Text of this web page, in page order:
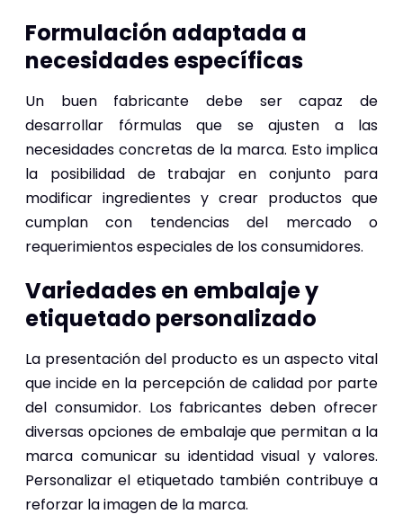
Formulación adaptada a
necesidades específicas
Un buen fabricante debe ser capaz de
desarrollar fórmulas que se ajusten a las
necesidades concretas de la marca. Esto implica
la posibilidad de trabajar en conjunto para
modificar ingredientes y crear productos que
cumplan con tendencias del mercado o
requerimientos especiales de los consumidores.
Variedades en embalaje y
etiquetado personalizado
La presentación del producto es un aspecto vital
que incide en la percepción de calidad por parte
del consumidor. Los fabricantes deben ofrecer
diversas opciones de embalaje que permitan a la
marca comunicar su identidad visual y valores.
Personalizar el etiquetado también contribuye a
reforzar la imagen de la marca.